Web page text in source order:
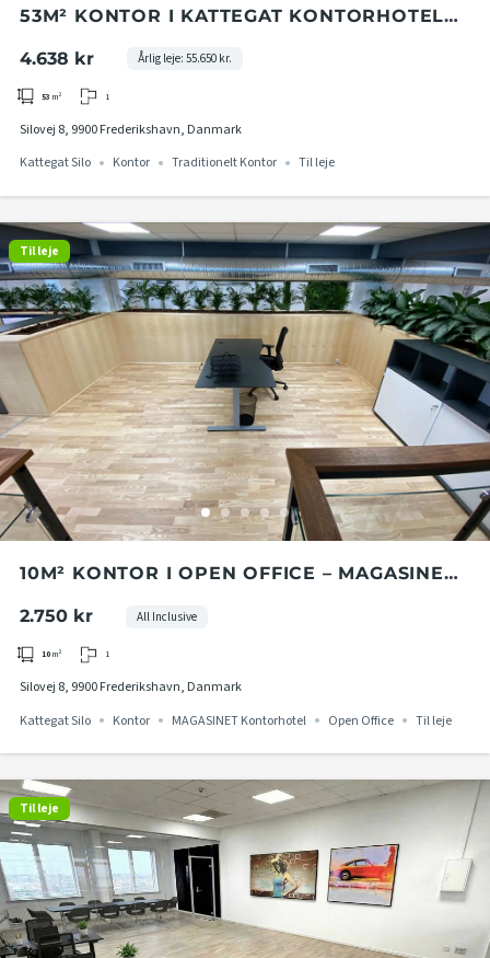
53M² KONTOR I KATTEGAT KONTORHOTEL
4.638 kr
Årlig leje: 55.650 kr.
53 m² 1
Silovej 8, 9900 Frederikshavn, Danmark
Kattegat Silo
Kontor Traditionelt Kontor Til leje
Til leje
10M² KONTOR I OPEN OFFICE – MAGASINET
2.750 kr
All Inclusive
10 m² 1
Silovej 8, 9900 Frederikshavn, Danmark
Kattegat Silo
Kontor MAGASINET Kontorhotel Open Office Til leje
Til leje